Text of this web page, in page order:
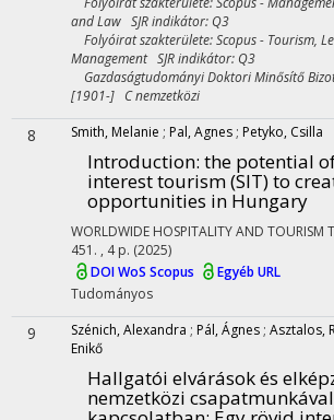
and Law SJR indikátor: Q3
Folyóirat szakterülete: Scopus - Tourism,
Management SJR indikátor: Q3
Gazdaságtudományi Doktori Minősítő
[1901-] C nemzetközi
8 Smith, Melanie ; Pal, Agnes ; Petyko, Csilla
Introduction: the potential
interest tourism (SIT) to
opportunities in Hungary
WORLDWIDE HOSPITALITY AND TOURISM
451. , 4 p. (2025)
DOIWoS Scopus
Egyéb URL
Tudományos
9 Szénich, Alexandra ; Pál, Ágnes ; Asztalos,
Enikő
Hallgatói elvárások és
nemzetközi csapatmunkával